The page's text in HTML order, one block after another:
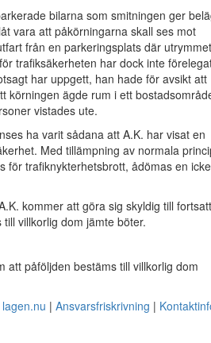
bilarna som smitningen ger
vara att påkörningarna skall ses mot
från en parkeringsplats där utrymmet
trafiksäkerheten har dock inte
har uppgett, han hade för avsikt att
körningen ägde rum i ett
vistades ute.
ha varit sådana att A.K. har visat en
Med tillämpning av normala
för trafiknykterhetsbrott, ådömas en icke
kommer att göra sig skyldig till fortsatt
villkorlig dom jämte böter.
att påföljden bestäms till villkorlig dom
Ansvarsfriskrivning